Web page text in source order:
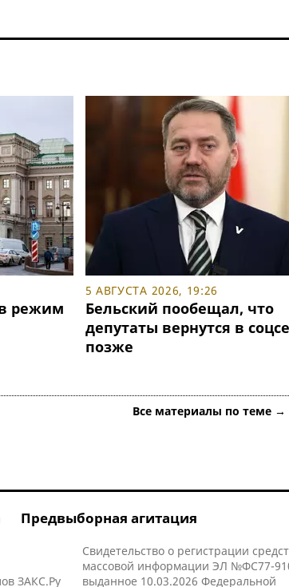
режим
5 АВГУСТА 2026, 19:26
Бельский пообещал, что
депутаты вернутся в
позже
Все материалы по теме →
Предвыборная агитация
ЗАКС.Ру
Свидетельство о регистрации
массовой информации ЭЛ №ФС77-
выданное 10.03.2026 Федеральной